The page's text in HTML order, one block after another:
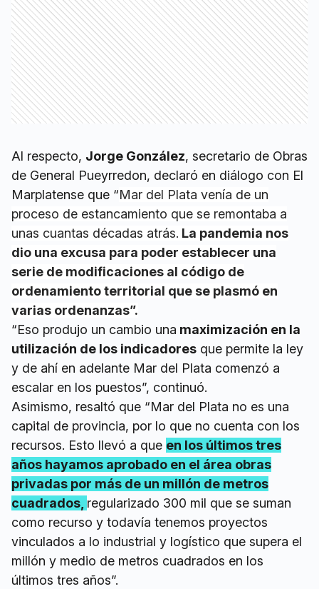
Al respecto, Jorge González, secretario de Obras
de General Pueyrredon, declaró en diálogo con El
Marplatense que “Mar del Plata venía de un
proceso de estancamiento que se remontaba a
unas cuantas décadas atrás. La pandemia nos
dio una excusa para poder establecer una
serie de modificaciones al código de
ordenamiento territorial que se plasmó en
varias ordenanzas”.
“Eso produjo un cambio una maximización en la
utilización de los indicadores que permite la ley
y de ahí en adelante Mar del Plata comenzó a
escalar en los puestos”, continuó.
Asimismo, resaltó que “Mar del Plata no es una
capital de provincia, por lo que no cuenta con los
recursos. Esto llevó a que en los últimos tres
años hayamos aprobado en el área obras
privadas por más de un millón de metros
cuadrados, regularizado 300 mil que se suman
como recurso y todavía tenemos proyectos
vinculados a lo industrial y logístico que supera el
millón y medio de metros cuadrados en los
últimos tres años”.